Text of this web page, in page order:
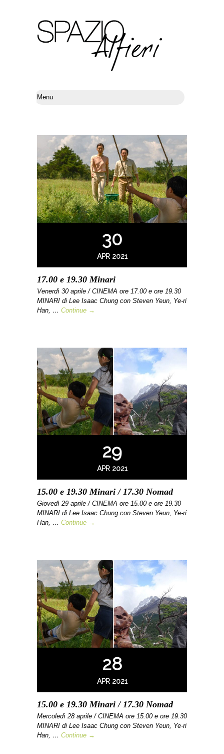
30
APR 2021
17.00 e 19.30 Minari
Venerdì 30 aprile / CINEMA ore 17.00 e ore 19.30
MINARI di Lee Isaac Chung con Steven Yeun, Ye-ri
Han, … Continue →
29
APR 2021
15.00 e 19.30 Minari / 17.30 Nomad
Giovedì 29 aprile / CINEMA ore 15.00 e ore 19.30
MINARI di Lee Isaac Chung con Steven Yeun, Ye-ri
Han, … Continue →
28
APR 2021
15.00 e 19.30 Minari / 17.30 Nomad
Mercoledì 28 aprile / CINEMA ore 15.00 e ore 19.30
MINARI di Lee Isaac Chung con Steven Yeun, Ye-ri
Han, … Continue →